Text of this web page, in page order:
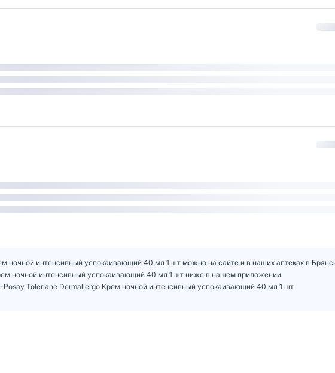
ночной интенсивный успокаивающий 40 мл 1 шт можно на сайте и в наших аптеках в
ночной интенсивный успокаивающий 40 мл 1 шт ниже в нашем приложении
Toleriane Dermallergo Крем ночной интенсивный успокаивающий 40 мл 1 шт